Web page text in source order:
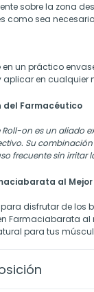
sobre la zona
como sea
en un práctico
aplicar en cualquier
del Farmacéutico
Roll-on es un aliado
Su
frecuente sin irritar
al Mejor
para disfrutar de los
Farmaciabarata al
para tus